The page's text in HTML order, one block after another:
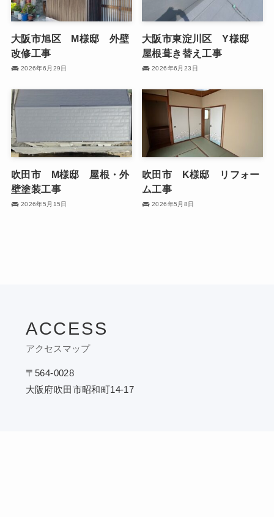
大阪市旭区 M様邸 外壁
改修工事
2026年6月29日
大阪市東淀川区 Y様邸
屋根葺き替え工事
2026年6月23日
吹田市 M様邸 屋根・外
壁塗装工事
2026年5月15日
吹田市 K様邸 リフォー
ム工事
2026年5月8日
ACCESS
アクセスマップ
〒564-0028
大阪府吹田市昭和町14-17